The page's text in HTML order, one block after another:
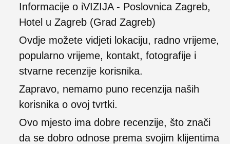
Informacije o iVIZIJA - Poslovnica Zagreb,
Hotel u Zagreb (Grad Zagreb)
Ovdje možete vidjeti lokaciju, radno vrijeme,
popularno vrijeme, kontakt, fotografije i
stvarne recenzije korisnika.
Zapravo, nemamo puno recenzija naših
korisnika o ovoj tvrtki.
Ovo mjesto ima dobre recenzije, što znači
da se dobro odnose prema svojim klijentima